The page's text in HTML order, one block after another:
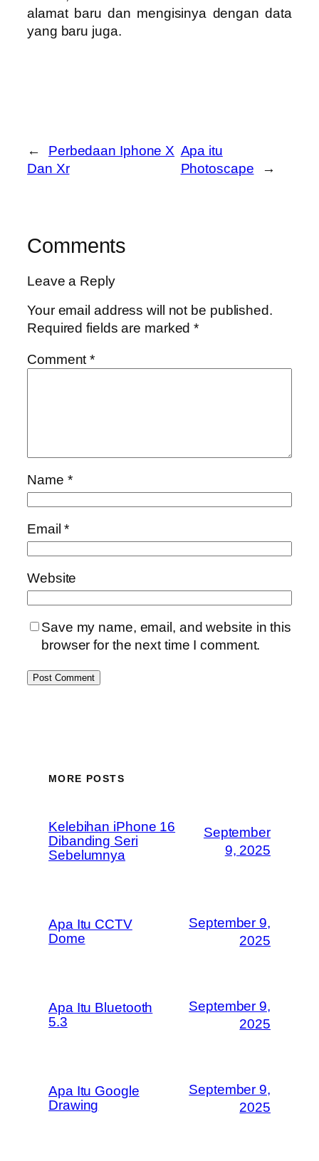
alamat baru dan mengisinya dengan data
yang baru juga.
←
Perbedaan Iphone X
Dan Xr
Apa itu
Photoscape
→
Comments
Leave a Reply
Your email address will not be published.
Required fields are marked*
Comment*
Name *
Email*
Website
Save my name, email, and website in this
browser for the next time I comment.
MORE POSTS
Kelebihan iPhone 16
Dibanding Seri
Sebelumnya
September
9, 2025
Apa Itu CCTV
Dome
September 9,
2025
Apa Itu Bluetooth
5.3
September 9,
2025
Apa Itu Google
Drawing
September 9,
2025